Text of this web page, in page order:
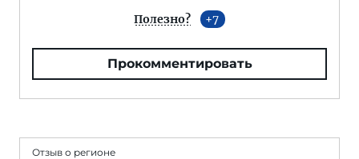
Полезно? 7
Прокомментировать
Отзыв о регионе